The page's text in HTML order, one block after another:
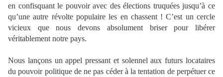
en confisquant le pouvoir avec des élections truquées jusqu’à ce
qu’une autre révolte populaire les en chassent ! C’est un cercle
vicieux que nous devons absolument briser pour libérer
véritablement notre pays.
Nous lançons un appel pressant et solennel aux futurs locataires
du pouvoir politique de ne pas céder à la tentation de perpétuer ce